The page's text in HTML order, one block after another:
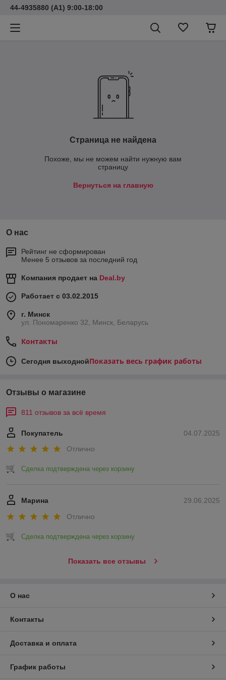
44-4935880 (A1) 9:00-18:00
Страница не найдена
Похоже, мы не можем найти нужную вам
страницу
Вернуться на главную
О нас
Рейтинг не сформирован
Менее 5 отзывов за последний год
Компания продает на Deal.by
Работает с 03.02.2015
г. Минск
ул. Пономаренко 32, Минск, Беларусь
Контакты
Сегодня выходнойПоказать весь график работы
Отзывы о магазине
811 отзывов за всё время
04.07.2025
Покупатель
Отлично
Сделка подтверждена через корзину
29.06.2025
Марина
Отлично
Сделка подтверждена через корзину
Показать все отзывы
О нас
Контакты
Доставка и оплата
График работы